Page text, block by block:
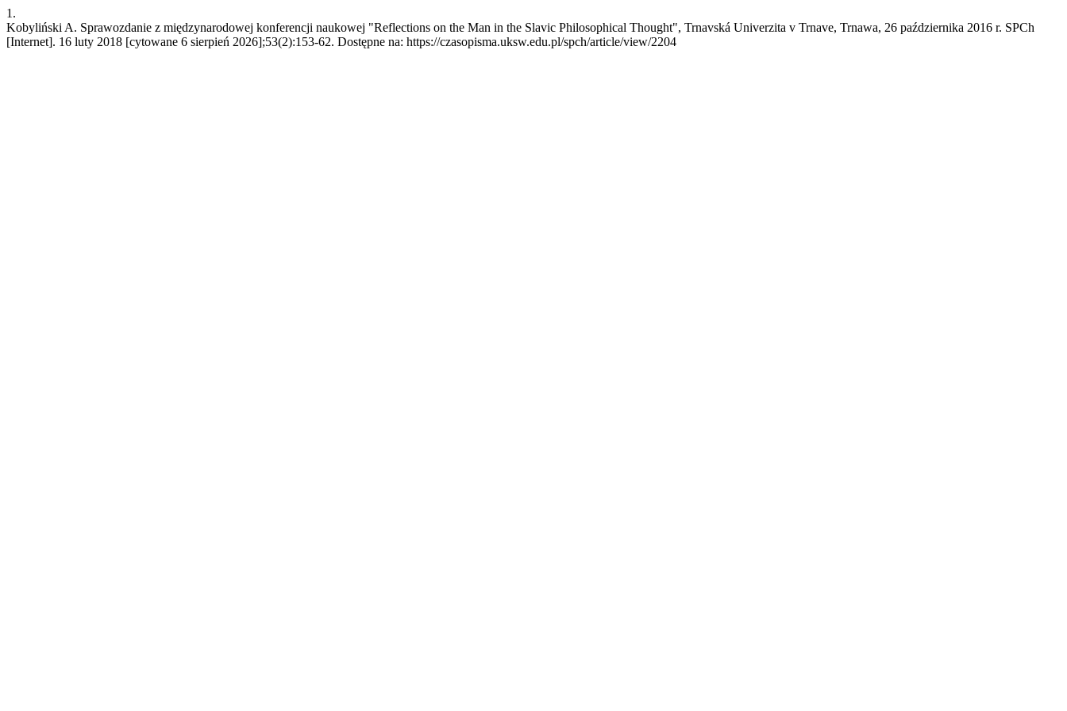
1.
Kobyliński A. Sprawozdanie z międzynarodowej konferencji naukowej "Reflections on the Man in the Slavic Philosophical Thought", Trnavská Univerzita v Trnave, Trnawa, 26 października 2016 r. SPCh
[Internet]. 16 luty 2018 [cytowane 6 sierpień 2026];53(2):153-62. Dostępne na: https://czasopisma.uksw.edu.pl/spch/article/view/2204